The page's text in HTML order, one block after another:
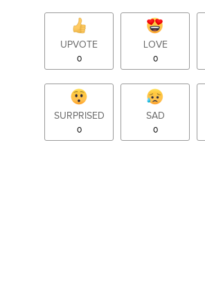
UPVOTE
0
LOVE
0
SURPRISED
0
SAD
0